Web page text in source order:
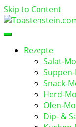
Skip to Content
vegan food blog
Rezepte
Salat-
Snack-
Herd-
Ofen-
Dip- &